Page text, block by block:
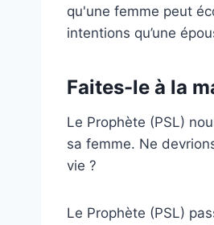
qu'une femme peut
intentions qu’une
Faites-le à la
Le Prophète (PSL)
sa femme. Ne
vie ?
Le Prophète (PSL)